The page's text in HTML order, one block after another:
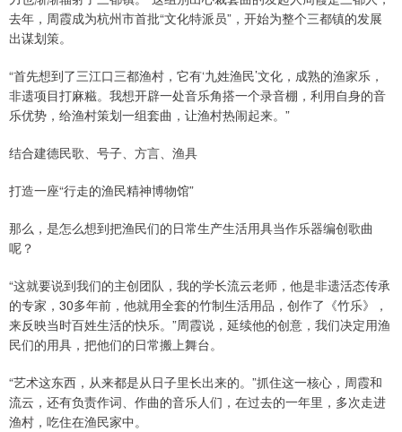
去年，周霞成为杭州市首批“文化特派员”，开始为整个三都镇的发展
出谋划策。
“首先想到了三江口三都渔村，它有‘九姓渔民’文化，成熟的渔家乐，
非遗项目打麻糍。我想开辟一处音乐角搭一个录音棚，利用自身的音
乐优势，给渔村策划一组套曲，让渔村热闹起来。”
结合建德民歌、号子、方言、渔具
打造一座“行走的渔民精神博物馆”
那么，是怎么想到把渔民们的日常生产生活用具当作乐器编创歌曲
呢？
“这就要说到我们的主创团队，我的学长流云老师，他是非遗活态传承
的专家，30多年前，他就用全套的竹制生活用品，创作了《竹乐》，
来反映当时百姓生活的快乐。”周霞说，延续他的创意，我们决定用渔
民们的用具，把他们的日常搬上舞台。
“艺术这东西，从来都是从日子里长出来的。”抓住这一核心，周霞和
流云，还有负责作词、作曲的音乐人们，在过去的一年里，多次走进
渔村，吃住在渔民家中。